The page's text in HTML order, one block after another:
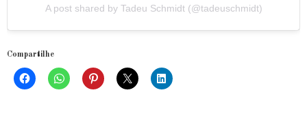
A post shared by Tadeu Schmidt (@tadeuschmidt)
Compartilhe